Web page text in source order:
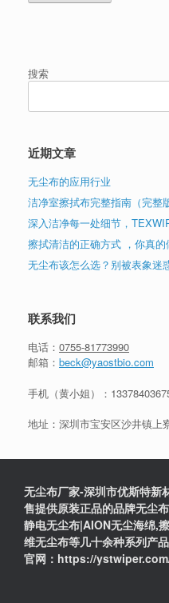
搜索
近期文章
无尘布的应用行业
洁净室擦拭布完整指南（完整
深入洁净每一处细节，
擦拭清洁的正确方式 ，你真的
无尘布该怎么选？别被表象迷
联系我们
电话： 0755-81773990
邮箱： beck@yaostbio.com
手机（黄小姐）：
地址：深圳市宝安区沙井镇上
无尘布厂家-深圳市优斯特新
售提供原装正品的品牌无尘
静电无尘布|AION无尘海绵,
维无尘布等几十余种系列产
官网：https://